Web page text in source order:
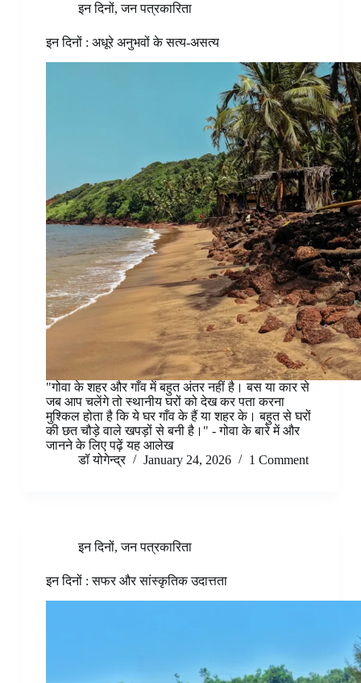
इन दिनों,जन पत्रकारिता
इन दिनों : अधूरे अनुभवों के सत्य-असत्य
"गोवा के शहर और गाँव में बहुत अंतर नहीं है। बस या कार से
जब आप चलेंगे तो स्थानीय घरों को देख कर पता करना
मुश्किल होता है कि ये घर गाँव के हैं या शहर के। बहुत से घरों
की छत चौड़े वाले खपड़ों से बनी है।" - गोवा के बारे में और
जानने के लिए पढ़ें यह आलेख
डॉ योगेन्द्र
January 24, 2026 1 Comment
इन दिनों,जन पत्रकारिता
इन दिनों : सफर और सांस्कृतिक उदात्तता